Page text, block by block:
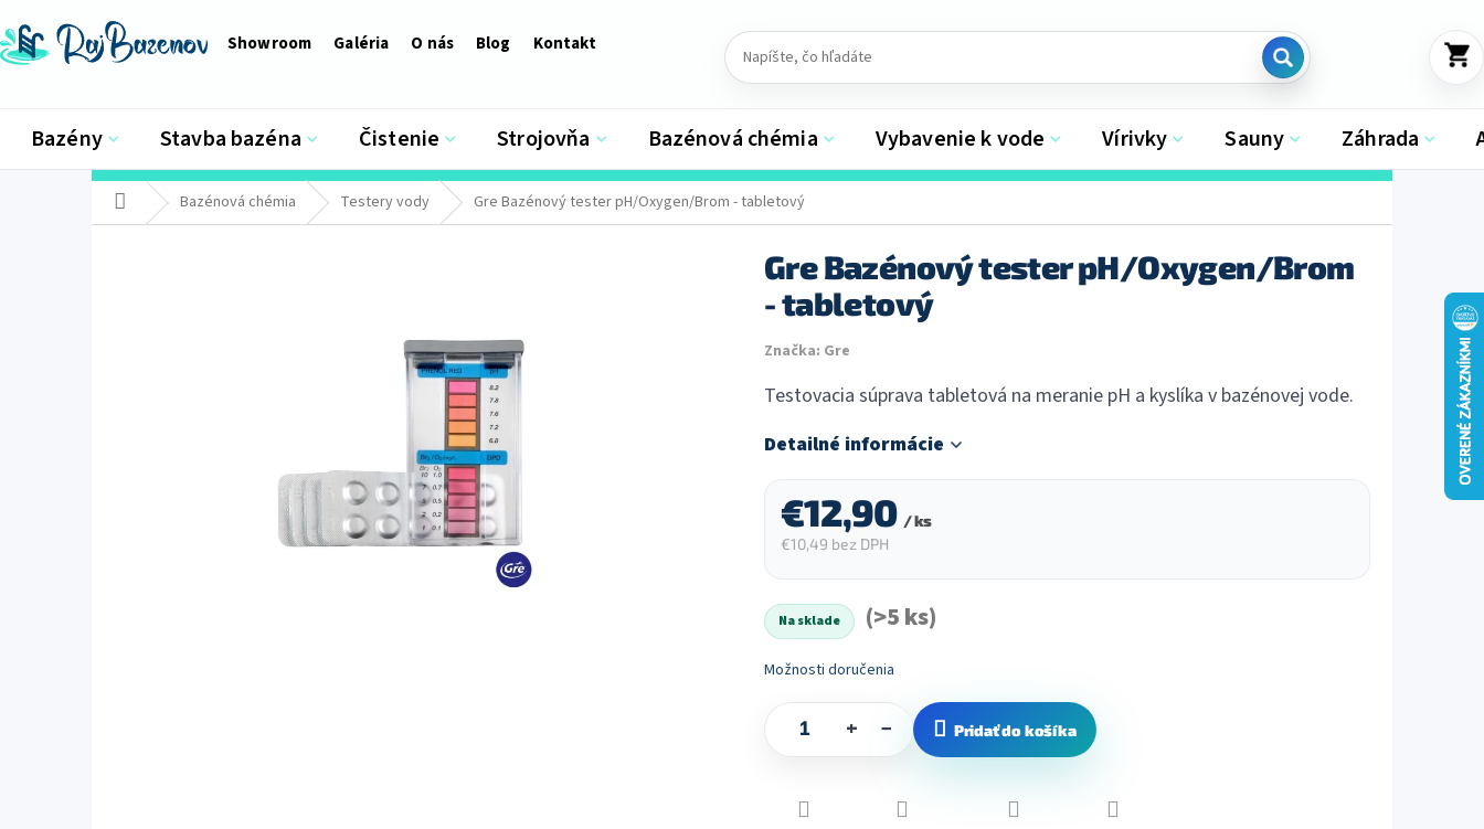
na
obsah
Showroom Galéria O nás Blog Kontakt
KOŠÍK
Bazény Stavba bazéna Čistenie Strojovňa Bazénová chémia Vybavenie k vode Vírivky Sauny Záhrada
DomovBazénová chémia Testery vody Gre Bazénový tester pH/Oxygen/Brom - tabletový
Gre Bazénový tester pH/Oxygen/Brom
- tabletový
Značka: Gre
Testovacia súprava tabletová na meranie pH a kyslíka v bazénovej vode.
Detailné informácie
€12,90 / ks
€10,49 bez DPH
Na sklade
(>5 ks)
Možnosti doručenia
+ − Pridať do košíka